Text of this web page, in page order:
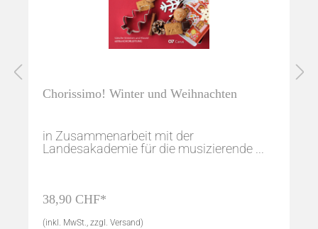
Chorissimo! Winter und Weihnachten
in Zusammenarbeit mit der
Landesakademie für die musizierende ...
38,90 CHF*
(inkl. MwSt., zzgl. Versand)